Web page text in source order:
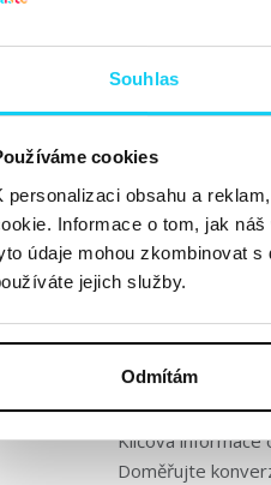
Souhlas
cookies
personalizaci obsahu a
Informace o tom, jak
údaje mohou zkombinovat
jejich služby.
Odmítám
jejich spolupráci
výkonnostní
to je dosah a
Mluvil také o
měření vlivu
https://
margetic/
Nakonec
měřit a
influencera k vaší
Klíčová informace
Doměřujte